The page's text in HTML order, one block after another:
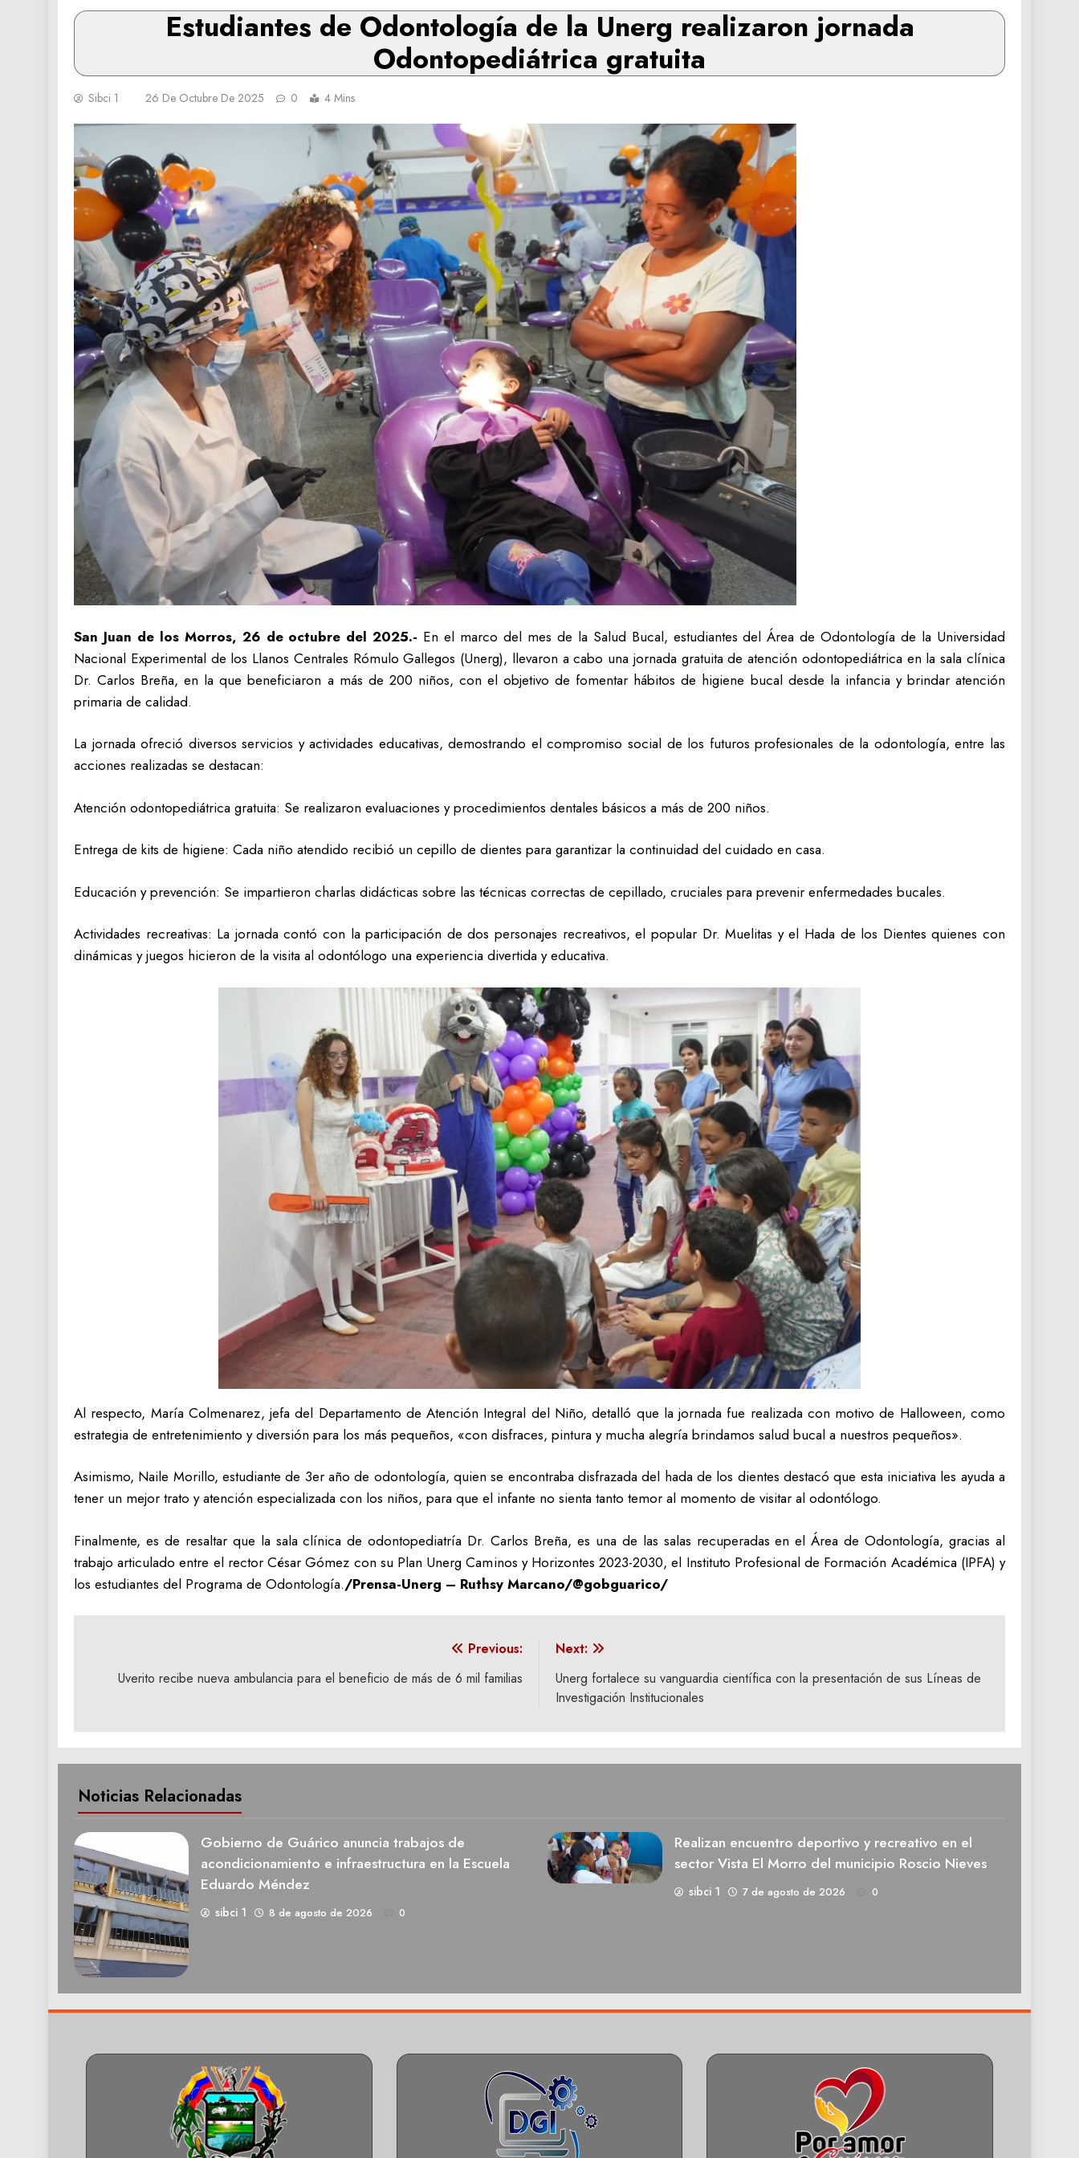
Estudiantes de Odontología de la Unerg realizaron jornada
Odontopediátrica gratuita
Sibci 1 26 De Octubre De 2025 0 4 Mins
San Juan de los Morros, 26 de octubre del 2025.- En el marco del mes de la Salud Bucal, estudiantes del Área de Odontología de la Universidad
Nacional Experimental de los Llanos Centrales Rómulo Gallegos (Unerg), llevaron a cabo una jornada gratuita de atención odontopediátrica en la sala clínica
Dr. Carlos Breña, en la que beneficiaron a más de 200 niños, con el objetivo de fomentar hábitos de higiene bucal desde la infancia y brindar atención
primaria de calidad.
​La jornada ofreció diversos servicios y actividades educativas, demostrando el compromiso social de los futuros profesionales de la odontología, entre las
acciones realizadas se destacan:
Atención odontopediátrica gratuita: Se realizaron evaluaciones y procedimientos dentales básicos a más de 200 niños.
Entrega de kits de higiene: Cada niño atendido recibió un cepillo de dientes para garantizar la continuidad del cuidado en casa.
Educación y prevención: Se impartieron charlas didácticas sobre las técnicas correctas de cepillado, cruciales para prevenir enfermedades bucales.
Actividades recreativas: La jornada contó con la participación de dos personajes recreativos, el popular Dr. Muelitas y el Hada de los Dientes quienes con
dinámicas y juegos hicieron de la visita al odontólogo una experiencia divertida y educativa.
Al respecto, María Colmenarez, jefa del Departamento de Atención Integral del Niño, detalló que la jornada fue realizada con motivo de Halloween, como
estrategia de entretenimiento y diversión para los más pequeños, «con disfraces, pintura y mucha alegría brindamos salud bucal a nuestros pequeños».
Asimismo, Naile Morillo, estudiante de 3er año de odontología, quien se encontraba disfrazada del hada de los dientes destacó que esta iniciativa les ayuda a
tener un mejor trato y atención especializada con los niños, para que el infante no sienta tanto temor al momento de visitar al odontólogo.
Finalmente, es de resaltar que la sala clínica de odontopediatría Dr. Carlos Breña, es una de las salas recuperadas en el Área de Odontología, gracias al
trabajo articulado entre el rector César Gómez con su Plan Unerg Caminos y Horizontes 2023-2030, el Instituto Profesional de Formación Académica (IPFA) y
los estudiantes del Programa de Odontología./Prensa-Unerg – Ruthsy Marcano/@gobguarico/
Previous:
Uverito recibe nueva ambulancia para el beneficio de más de 6 mil familias
Next:
Unerg fortalece su vanguardia científica con la presentación de sus Líneas de
Investigación Institucionales
Noticias Relacionadas
Gobierno de Guárico anuncia trabajos de
acondicionamiento e infraestructura en la Escuela
Eduardo Méndez
sibci 1 8 de agosto de 2026 0
Realizan encuentro deportivo y recreativo en el
sector Vista El Morro del municipio Roscio Nieves
sibci 1 7 de agosto de 2026 0